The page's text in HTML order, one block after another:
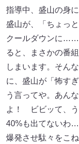
指導中、盛山の身
盛山が、「ちょっ
クールダウンに……
ると、まさかの番
しまいます。そん
に、盛山が「怖す
う言ってや。あん
よ！ ビビッて、う
40%も出てないわ
爆発させ駄々をこ